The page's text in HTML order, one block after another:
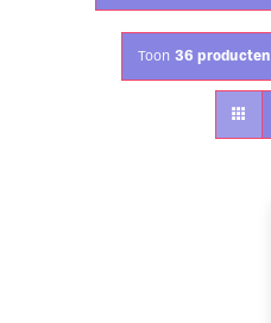
Blanco Textiel
Toon 36 producten